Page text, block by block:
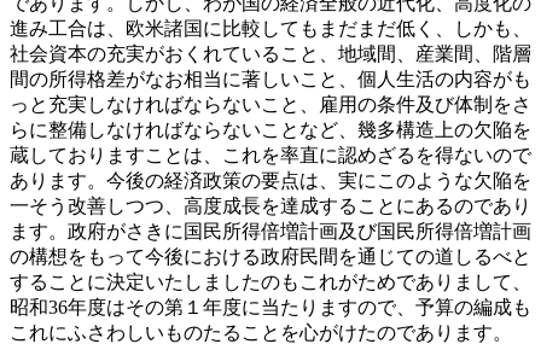
進み工合は、欧米諸国に比較してもまだまだ低く、しかも、
社会資本の充実がおくれていること、地域間、産業間、階層
間の所得格差がなお相当に著しいこと、個人生活の内容がも
っと充実しなければならないこと、雇用の条件及び体制をさ
らに整備しなければならないことなど、幾多構造上の欠陥を
蔵しておりますことは、これを率直に認めざるを得ないので
あります。今後の経済政策の要点は、実にこのような欠陥を
一そう改善しつつ、高度成長を達成することにあるのであり
ます。政府がさきに国民所得倍増計画及び国民所得倍増計画
の構想をもって今後における政府民間を通じての道しるべと
することに決定いたしましたのもこれがためでありまして、
昭和36年度はその第１年度に当たりますので、予算の編成も
これにふさわしいものたることを心がけたのであります。